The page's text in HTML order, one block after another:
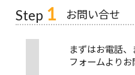
Step 1 お問い合せ
まずはお電話
フォームよりお